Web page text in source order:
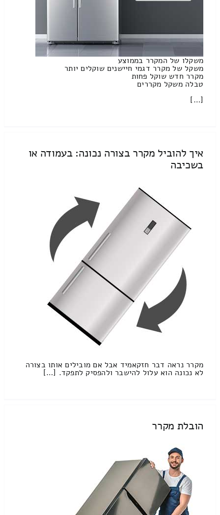
משקלו של המקרר בממוצע
משקל של מקרר דגמי חיישנים שוקלים יותר
מקרר חדש שוקל פחות
טבלה משקל מקררים
[…]
איך להוביל מקרר בצורה נכונה: בעמודה או
בשכיבה
מקרר נראה דבר חזקאמיד אבל אם מובילים אותו בצורה
לא נכונה הוא עלול להישבר ולהפסיק לתפקד. […]
הובלת מקרר